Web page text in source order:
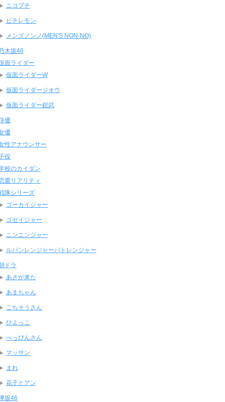
ニコプチ
ピチレモン
メンズノンノ(MEN'S NON-NO)
乃木坂46
面ライダー
仮面ライダーW
仮面ライダージオウ
仮面ライダー鎧武
優
優
性アナウンサー
役
校のカイダン
愛リアリティ
隊シリーズ
ゴーカイジャー
ゴセイジャー
ニンニンジャー
ルパンレンジャーパトレンジャー
ドラ
あさが来た
あまちゃん
ごちそうさん
ひよっこ
べっぴんさん
マッサン
まれ
花子とアン
坂46